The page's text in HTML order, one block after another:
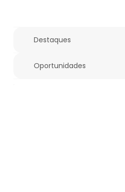
Destaques
Oportunidades